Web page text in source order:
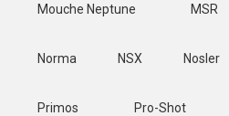
Mouche Neptune MSR
Norma NSX Nosler
Primos Pro-Shot